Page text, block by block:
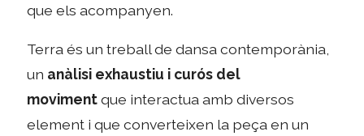
que els acompanyen.
Terra és un treball de dansa contemporània,
un anàlisi exhaustiu i curós del
movimentque interactua amb diversos
element i que converteixen la peça en un